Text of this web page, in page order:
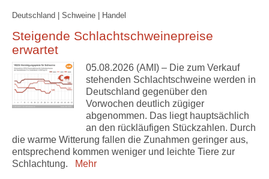
Deutschland | Schweine | Handel
Steigende Schlachtschweinepreise
erwartet
05.08.2026 (AMI) – Die zum Verkauf
stehenden Schlachtschweine werden in
Deutschland gegenüber den
Vorwochen deutlich zügiger
abgenommen. Das liegt hauptsächlich
an den rückläufigen Stückzahlen. Durch
die warme Witterung fallen die Zunahmen geringer aus,
entsprechend kommen weniger und leichte Tiere zur
Schlachtung.
Mehr